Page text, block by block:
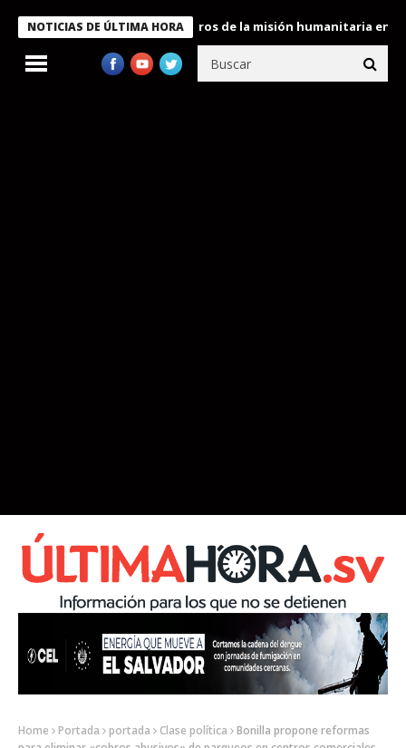
NOTICIAS DE ÚLTIMA HORA
Bukele condecora a miembros de la misión humanitaria enviada
Home Portada portada Clase política
Bonilla propone reformas